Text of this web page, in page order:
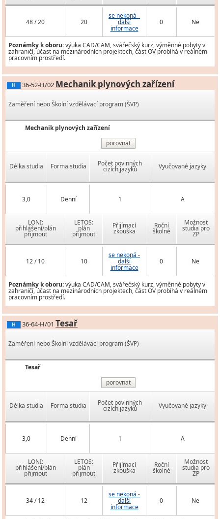
48 / 20 20
se nekoná -
další
informace
0 Ne
Poznámky k oboru:výuka CAD/CAM, svářečský kurz, výměnné pobyty v
zahraničí, účast na mezinárodních projektech, část OV probíhá v reálném
pracovním prostředí.
H 36-52-H/02 Mechanik plynových zařízení
Zaměření nebo Školní vzdělávací program (ŠVP)
Mechanik plynových zařízení
porovnat
Délka studia Forma studia Počet povinných
cizích jazyků Vyučované jazyky
3,0 Denní 1 A
LONI:
přihlášení/plán
přijmout
LETOS:
plán
přijmout
Přijímací
zkouška
Roční
školné
Možnost
studia pro
ZP
12 / 10 10
se nekoná -
další
informace
0 Ne
Poznámky k oboru:výuka CAD/CAM, svářečský kurz, výměnné pobyty v
zahraničí, účast na mezinárodních projektech, část OV probíhá v reálném
pracovním prostředí.
H 36-64-H/01 Tesař
Zaměření nebo Školní vzdělávací program (ŠVP)
Tesař
porovnat
Délka studia Forma studia Počet povinných
cizích jazyků Vyučované jazyky
3,0 Denní 1 A
LONI:
přihlášení/plán
přijmout
LETOS:
plán
přijmout
Přijímací
zkouška
Roční
školné
Možnost
studia pro
ZP
34 / 12 12
se nekoná -
další
informace
0 Ne